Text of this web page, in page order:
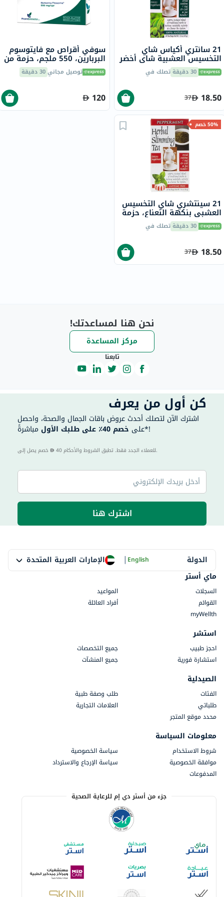
21 سانتري أكياس شاي
التخسيس العشبية شاي أخضر
حزمة من 24
30 دقيقة تصلك في
18.50
37
سوفي أقراص مع فايتوسوم
البربارين، 550 ملجم، حزمة من
30 توصيل مجاني30 دقيقة
120
50% خصم
21 سينتشري شاي التخسيس
العشبي بنكهة النعناع، ​​حزمة
من 24 30 دقيقة تصلك في
18.50
37
نحن هنا لمساعدتك!
مركز المساعدة
تابعنا
كن أول من يعرف
اشترك الآن لتصلك أحدث عروض باقات الجمال والصحة، واحصل
على خصم 40٪ على طلبك الأول مباشرةً*!
40 للعملاء الجدد فقط. تطبق الشروط والأحكام.
اشترك هنا
الدولة الإمارات العربية المتحدة |English
ماي أستر
السجلات
المواعيد
القوائم
أفراد العائلة
myWellth
استشر
احجز طبيب
جميع التخصصات
استشارة فورية
جميع المنشآت
الصيدلية
الفئات
طلب وصفة طبية
طلباتي
العلامات التجارية
محدد موقع المتجر
معلومات السياسة
شروط الاستخدام
سياسة الخصوصية
موافقة الخصوصية
سياسة الإرجاع والاسترداد
المدفوعات
جزء من أستر دي إم للرعاية الصحية